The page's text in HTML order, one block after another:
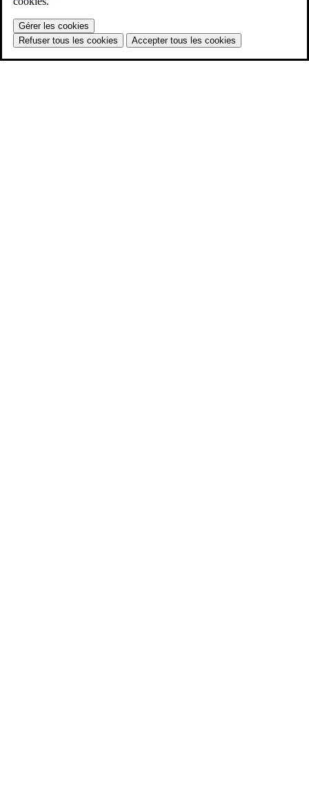
Gérer les cookies
Refuser tous les cookies
Accepter tous les cookies